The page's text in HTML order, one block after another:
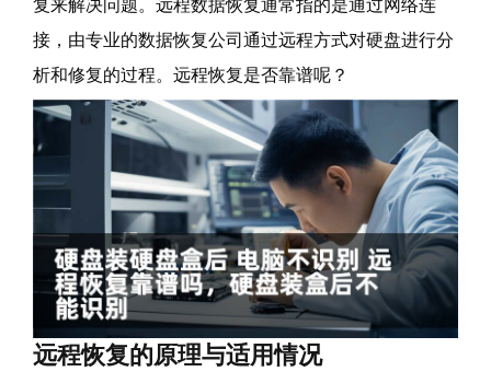
复来解决问题。远程数据恢复通常指的是通过网络连
接，由专业的数据恢复公司通过远程方式对硬盘进行分
析和修复的过程。远程恢复是否靠谱呢？
远程恢复的原理与适用情况